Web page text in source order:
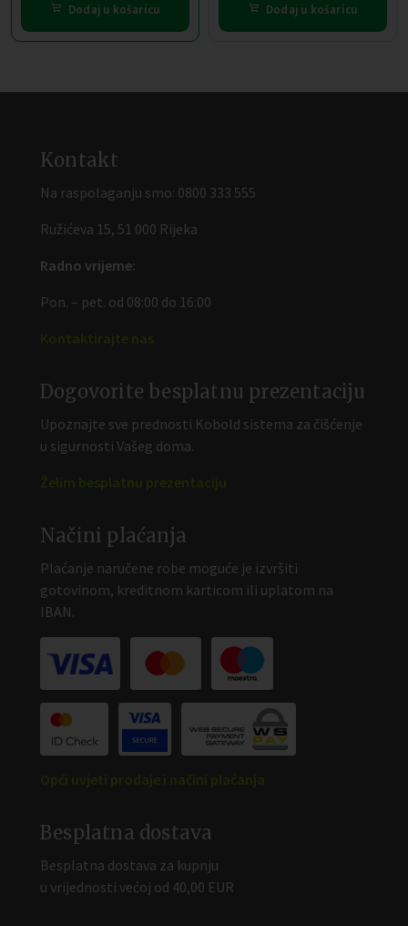
Dodaj u košaricu Dodaj u košaricu
Kontakt
Na raspolaganju smo: 0800 333 555
Ružićeva 15, 51 000 Rijeka
Radno vrijeme:
Pon. – pet. od 08:00 do 16:00
Dogovorite besplatnu prezentaciju
Upoznajte sve prednosti Kobold sistema za čišćenje
u sigurnosti Vašeg doma.
Načini plaćanja
Plaćanje naručene robe moguće je izvršiti
gotovinom, kreditnom karticom ili uplatom na
IBAN.
Besplatna dostava
Besplatna dostava za kupnju
u vrijednosti većoj od 40,00 EUR